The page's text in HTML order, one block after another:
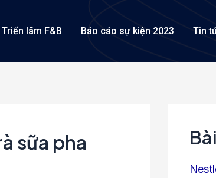
Triển lãm F&B Báo cáo sự kiện 2023 Tin
sữa pha